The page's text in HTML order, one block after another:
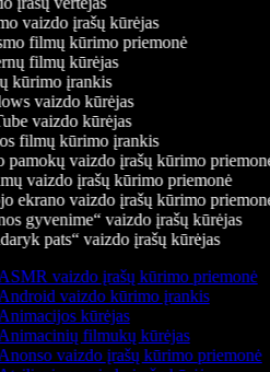
vaizdo įrašų kūrėjas
filmų kūrimo priemonė
filmų kūrėjas
kūrimo įrankis
vaizdo kūrėjas
vaizdo kūrėjas
filmų kūrimo įrankis
vaizdo įrašų kūrimo priemonė
vaizdo įrašų kūrimo priemonė
ekrano vaizdo įrašų kūrimo priemonė
gyvenime“ vaizdo įrašų kūrėjas
pats“ vaizdo įrašų kūrėjas
vaizdo įrašų kūrimo priemonė
vaizdo kūrimo įrankis
kūrėjas
filmukų kūrėjas
vaizdo įrašų kūrimo priemonė